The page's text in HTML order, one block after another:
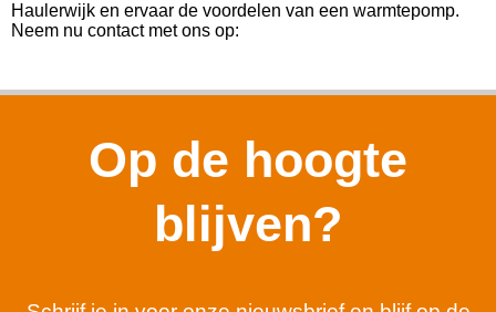
Haulerwijk en ervaar de voordelen van een warmtepomp.
Neem nu contact met ons op:
Op de hoogte
blijven?